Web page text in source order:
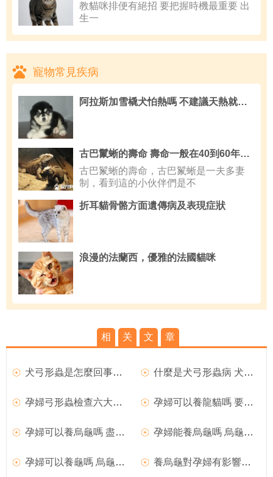
教貓咪排便有絕招 要把握時機最重要 出
生一
寵物常見疾病
阿拉斯加雪橇犬怕熱嗎 不建議天熱就剃毛
古巴鬣蜥的壽命 壽命一般在40到60年左右
古巴鬣蜥的壽命，古巴鬣蜥是一夫多妻
制，看到這的小伙伴們是不
折耳貓骨骼方面遺傳病及表現症狀
浪漫的法蘭西，優雅的法國貓咪
相 关 文 章
犬弓形蟲是怎麼回事？（犬弓形蟲對孕婦的影響） 什麼是犬弓形蟲病 犬弓形蟲病的症狀及治療防治
孕婦弓形蟲檢查六大注意事項 孕婦可以養龍貓嗎 要科學的飼養龍貓
孕婦可以養烏龜嗎 盡量還是不要養烏龜 孕婦能養烏龜嗎 烏龜則較為安全是可以養的
孕婦可以養龜嗎 烏龜是沒有什麼問題可以養 養烏龜對孕婦有影響嗎 對孕婦沒有影響